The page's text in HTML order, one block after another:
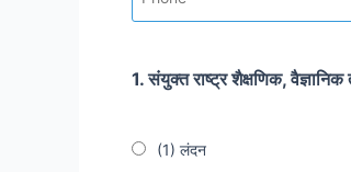
1. संयुक्त राष्ट्र शैक्षणिक,
(1) लंदन